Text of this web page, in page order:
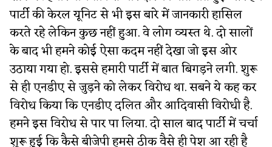
पार्टी की केरल यूनिट से भी इस बारे में जानकारी हासिल
करते रहे लेकिन कुछ नहीं हुआ. वे लोग व्यस्त थे. दो सालों
के बाद भी हमने कोई ऐसा कदम नहीं देखा जो इस ओर
उठाया गया हो. इससे हमारी पार्टी में बात बिगड़ने लगी. शुरू
से ही एनडीए से जुड़ने को लेकर विरोध था. सबने ये कह कर
विरोध किया कि एनडीए दलित और आदिवासी विरोधी है.
हमने इस विरोध से पार पा लिया. दो साल बाद पार्टी में चर्चा
शुरू हुई कि कैसे बीजेपी हमसे ठीक वैसे ही पेश आ रही है